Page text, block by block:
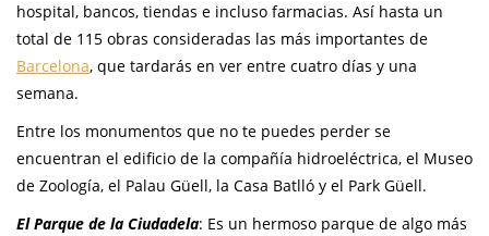
hospital, bancos, tiendas e incluso farmacias. Así hasta un
total de 115 obras consideradas las más importantes de
Barcelona, que tardarás en ver entre cuatro días y una
semana.
Entre los monumentos que no te puedes perder se
encuentran el edificio de la compañía hidroeléctrica, el Museo
de Zoología, el Palau Güell, la Casa Batlló y el Park Güell.
El Parque de la Ciudadela: Es un hermoso parque de algo más